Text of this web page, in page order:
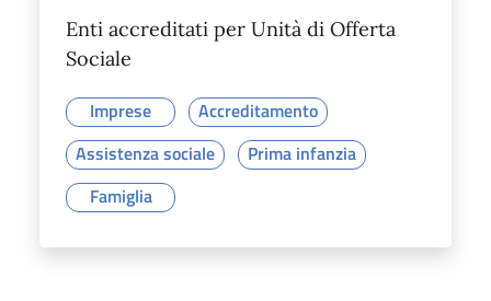
Enti accreditati per Unità di Offerta
Sociale
Imprese
Accreditamento
Assistenza sociale
Prima infanzia
Famiglia